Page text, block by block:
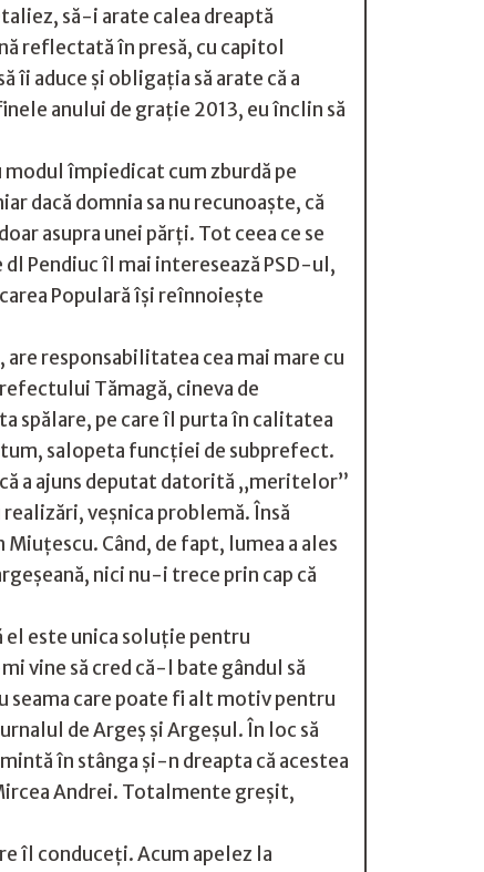
să-i arate calea dreaptă
reflectată în presă, cu capitol
îi aduce și obligația să arate că a
anului de grație 2013, eu înclin să
modul împiedicat cum zburdă pe
dacă domnia sa nu recunoaște, că
asupra unei părți. Tot ceea ce se
Pendiuc îl mai interesează PSD-ul,
Populară își reînnoiește
responsabilitatea cea mai mare cu
Tămagă, cineva de
spălare, pe care îl purta în calitatea
salopeta funcției de subprefect.
a ajuns deputat datorită „meritelor”
veșnica problemă. Însă
Când, de fapt, lumea a ales
nici nu-i trece prin cap că
el este unica soluție pentru
vine să cred că-l bate gândul să
seama care poate fi alt motiv pentru
de Argeș și Argeșul. În loc să
în stânga și-n dreapta că acestea
Andrei. Totalmente greșit,
îl conduceți. Acum apelez la